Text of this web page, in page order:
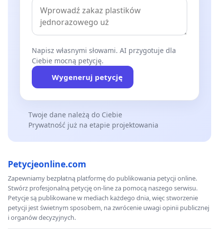
Napisz własnymi słowami. AI przygotuje dla
Ciebie mocną petycję.
Wygeneruj petycję
Twoje dane należą do Ciebie
Prywatność już na etapie projektowania
Petycjeonline.com
Zapewniamy bezpłatną platformę do publikowania petycji online.
Stwórz profesjonalną petycję on-line za pomocą naszego serwisu.
Petycje są publikowane w mediach każdego dnia, więc stworzenie
petycji jest świetnym sposobem, na zwrócenie uwagi opinii publicznej
i organów decyzyjnych.